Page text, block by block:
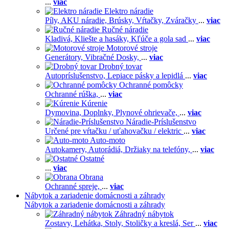
... viac
Elektro náradie
Píly, AKU náradie, Brúsky, Vŕtačky, Zváračky ... viac
Ručné náradie
Kladivá, Kliešte a hasáky, Kľúče a gola sad ... viac
Motorové stroje
Generátory, Vibračné Dosky, ... viac
Drobný tovar
Autopríslušenstvo, Lepiace pásky a lepidlá ... viac
Ochranné pomôcky
Ochranné rúška, ... viac
Kúrenie
Dymovina, Doplnky, Plynové ohrievače, ... viac
Náradie-Príslušenstvo
Určené pre vŕtačku / uťahovačku / elektric ... viac
Auto-moto
Autokamery, Autorádiá, Držiaky na telefóny, ... viac
Ostatné
... viac
Obrana
Ochranné spreje, ... viac
Nábytok a zariadenie domácnosti a záhrady
Nábytok a zariadenie domácnosti a záhrady
Záhradný nábytok
Zostavy, Lehátka, Stoly, Stoličky a kreslá, Ser ... viac